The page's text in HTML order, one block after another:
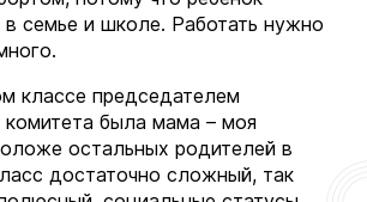
в семье и школе. Работать нужно
классе председателем
комитета была мама – моя
остальных родителей в
достаточно сложный, так